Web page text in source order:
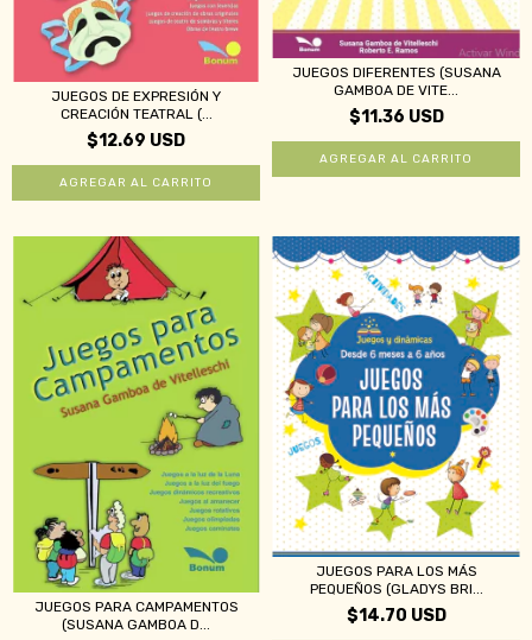
JUEGOS DE EXPRESIÓN Y
CREACIÓN TEATRAL (...
$12.69 USD
JUEGOS DIFERENTES (SUSANA
GAMBOA DE VITE...
$11.36 USD
JUEGOS PARA CAMPAMENTOS
(SUSANA GAMBOA D...
JUEGOS PARA LOS MÁS
PEQUEÑOS (GLADYS BRI...
$14.70 USD